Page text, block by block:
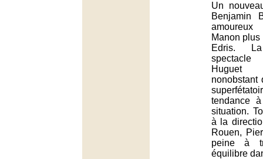
Un
Benjamin
Manon plus
Edris.
Huguet
nonobstant
tendance
situation.
à la
Rouen,
peine à
équilibre